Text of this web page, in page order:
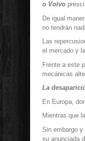
o Volvo
De igual
no tendrán
Las
el mercado y
Frente a este
mecánicas
La
En Europa,
Mientras que
Sin embargo
su anunciada